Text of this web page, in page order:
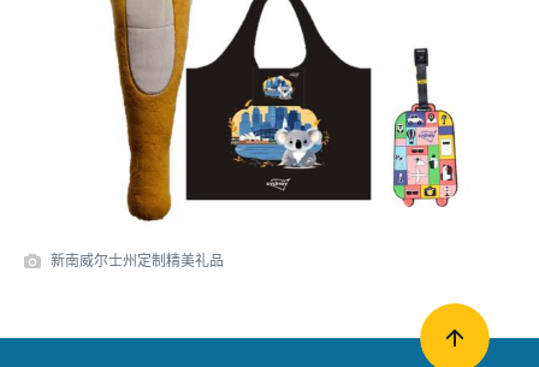
新南威尔士州定制精美礼品